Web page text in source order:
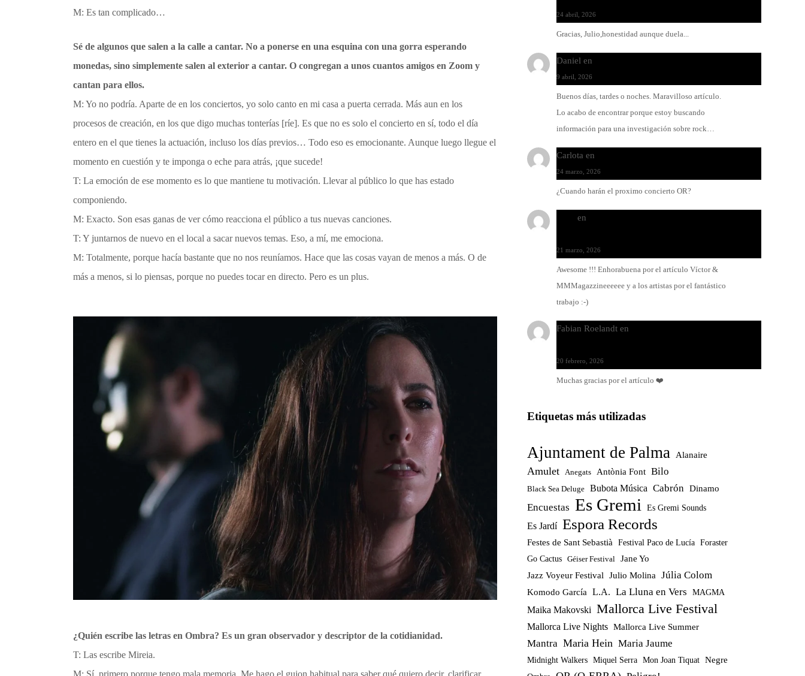
M: Es tan complicado…
Sé de algunos que salen a la calle a cantar. No a ponerse en una esquina con una gorra esperando
monedas, sino simplemente salen al exterior a cantar. O congregan a unos cuantos amigos en Zoom y
cantan para ellos.
M: Yo no podría. Aparte de en los conciertos, yo solo canto en mi casa a puerta cerrada. Más aun en los
procesos de creación, en los que digo muchas tonterías [ríe]. Es que no es solo el concierto en sí, todo el día
entero en el que tienes la actuación, incluso los días previos… Todo eso es emocionante. Aunque luego llegue el
momento en cuestión y te imponga o eche para atrás, ¡que sucede!
T: La emoción de ese momento es lo que mantiene tu motivación. Llevar al público lo que has estado
componiendo.
M: Exacto. Son esas ganas de ver cómo reacciona el público a tus nuevas canciones.
T: Y juntarnos de nuevo en el local a sacar nuevos temas. Eso, a mí, me emociona.
M: Totalmente, porque hacía bastante que no nos reuníamos. Hace que las cosas vayan de menos a más. O de
más a menos, si lo piensas, porque no puedes tocar en directo. Pero es un plus.
¿Quién escribe las letras en Ombra? Es un gran observador y descriptor de la cotidianidad.
T: Las escribe Mireia.
M: Sí, primero porque tengo mala memoria. Me hago el guion habitual para saber qué quiero decir, clarificar
24 abril, 2026
Gracias, Julio,honestidad aunque duela...
Daniel en
9 abril, 2026
Buenos días, tardes o noches. Maravilloso artículo.
Lo acabo de encontrar porque estoy buscando
información para una investigación sobre rock…
Carlota en
24 marzo, 2026
¿Cuando harán el proximo concierto OR?
en
21 marzo, 2026
Awesome !!! Enhorabuena por el artículo Víctor &
MMMagazzineeeeee y a los artistas por el fantástico
trabajo :-)
Fabian Roelandt en
20 febrero, 2026
Muchas gracias por el artículo ❤️
Etiquetas más utilizadas
Ajuntament de Palma Alanaire
Amulet Anegats Antònia Font Bilo
Black Sea Deluge Bubota Música Cabrón Dinamo
Encuestas Es Gremi Es Gremi Sounds
Es Jardí Espora Records
Festes de Sant Sebastià Festival Paco de Lucía Foraster
Go Cactus Géiser Festival Jane Yo
Jazz Voyeur Festival Julio Molina Júlia Colom
Komodo García L.A. La Lluna en Vers MAGMA
Maika Makovski Mallorca Live Festival
Mallorca Live Nights Mallorca Live Summer
Mantra Maria Hein Maria Jaume
Midnight Walkers Miquel Serra Mon Joan Tiquat Negre